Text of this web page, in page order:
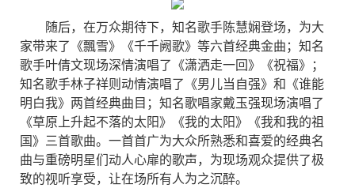
随后，在万众期待下，知名歌手陈慧娴登场，为大
家带来了《飄雪》《千千阙歌》等六首经典金曲；知名
歌手叶倩文现场深情演唱了《潇洒走一回》《祝福》；
知名歌手林子祥则动情演唱了《男儿当自强》和《谁能
明白我》两首经典曲目；知名歌唱家戴玉强现场演唱了
《草原上升起不落的太阳》《我的太阳》《我和我的祖
国》三首歌曲。一首首广为大众所熟悉和喜爱的经典名
曲与重磅明星们动人心扉的歌声，为现场观众提供了极
致的视听享受，让在场所有人为之沉醉。